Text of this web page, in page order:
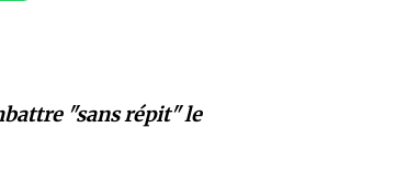
"sans répit" le